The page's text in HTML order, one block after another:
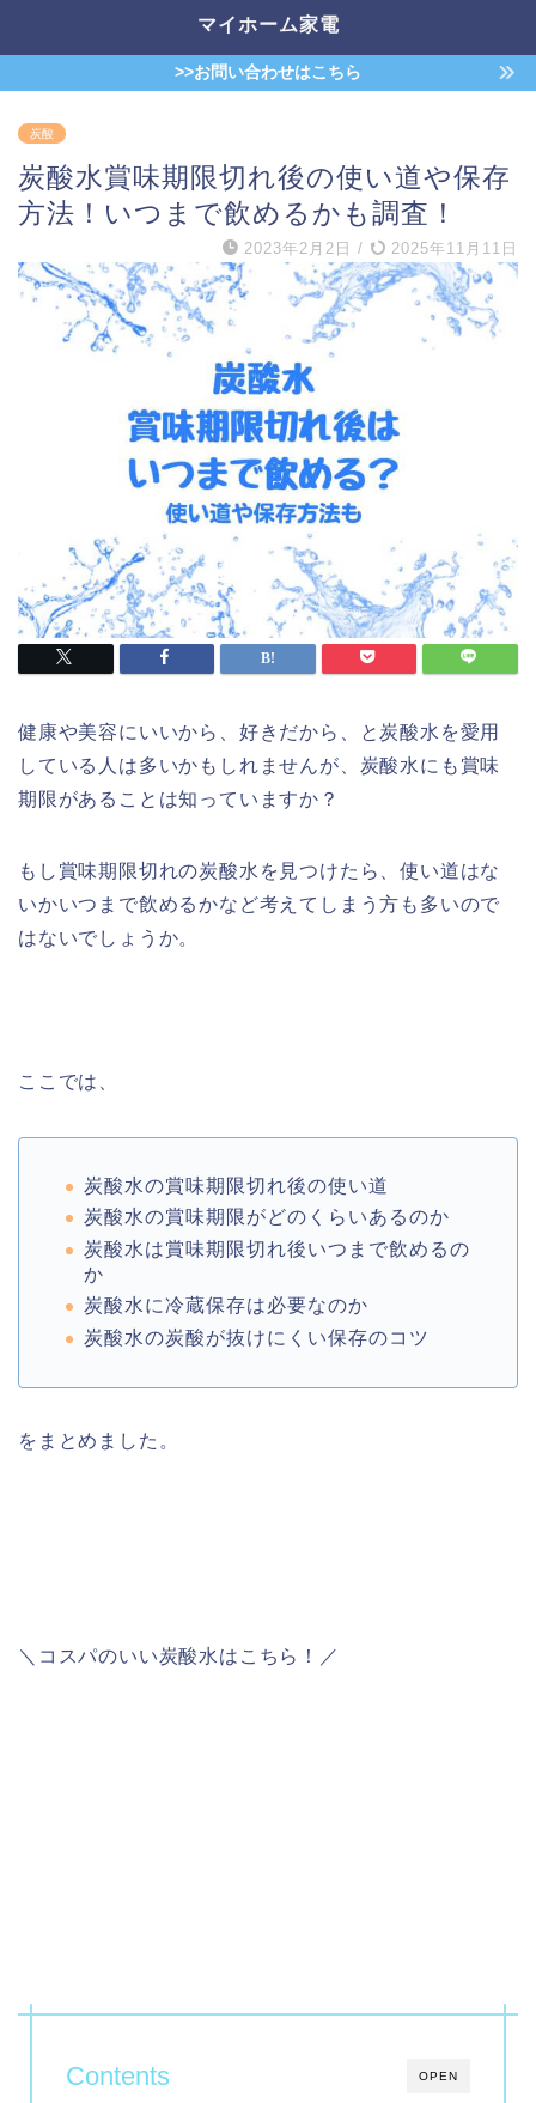
マイホーム家電
>>お問い合わせはこちら
炭酸
炭酸水賞味期限切れ後の使い道や保存
方法！いつまで飲めるかも調査！
2023年2月2日 / 2025年11月11日
健康や美容にいいから、好きだから、と炭酸水を愛用
している人は多いかもしれませんが、炭酸水にも賞味
期限があることは知っていますか？
もし賞味期限切れの炭酸水を見つけたら、使い道はな
いかいつまで飲めるかなど考えてしまう方も多いので
はないでしょうか。
ここでは、
炭酸水の賞味期限切れ後の使い道
炭酸水の賞味期限がどのくらいあるのか
炭酸水は賞味期限切れ後いつまで飲めるの
か
炭酸水に冷蔵保存は必要なのか
炭酸水の炭酸が抜けにくい保存のコツ
をまとめました。
＼コスパのいい炭酸水はこちら！／
OPEN
Contents